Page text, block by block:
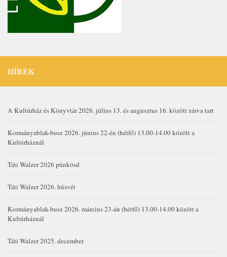
HÍREK
A Kultúrház és Könyvtár 2026. július 13. és augusztus 16. között zárva tart
Kormányablak-busz 2026. június 22-én (hétfő) 13.00-14.00 között a
Kultúrháznál
Táti Walzer 2026 pünkösd
Táti Walzer 2026. húsvét
Kormányablak-busz 2026. március 23-án (hétfő) 13.00-14.00 között a
Kultúrháznál
Táti Walzer 2025. december